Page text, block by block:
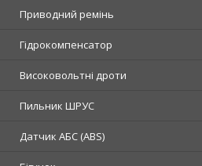
Приводний ремінь
Гідрокомпенсатор
Високовольтні дроти
Пильник ШРУС
Датчик АБС (ABS)